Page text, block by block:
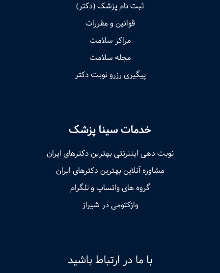
ثبت نام پزشک (دکتر)
قوانین و مقررات
مراکز سلامت
مجله سلامت
پیگیری رزرو نوبت دکتر
خدمات سینا پزشک
نوبت‌ دهی اینترنتی بهترین دکترهای ایران
مشاوره آنلاین بهترین دکترهای ایران
گروه های واتساپ و تلگرام
وازکتومی در شیراز
با ما در ارتباط باشید